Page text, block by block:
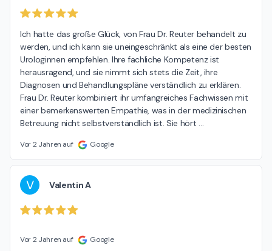
Ich hatte das große Glück, von Frau Dr. Reuter behandelt zu
werden, und ich kann sie uneingeschränkt als eine der besten
Urologinnen empfehlen. Ihre fachliche Kompetenz ist
herausragend, und sie nimmt sich stets die Zeit, ihre
Diagnosen und Behandlungspläne verständlich zu erklären.
Frau Dr. Reuter kombiniert ihr umfangreiches Fachwissen mit
einer bemerkenswerten Empathie, was in der medizinischen
Betreuung nicht selbstverständlich ist. Sie hört …
Vor 2 Jahren auf Google
V Valentin A
Vor 2 Jahren auf Google